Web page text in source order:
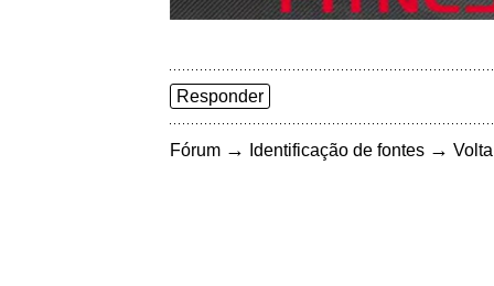
Responder
Fórum → Identificação de fontes →